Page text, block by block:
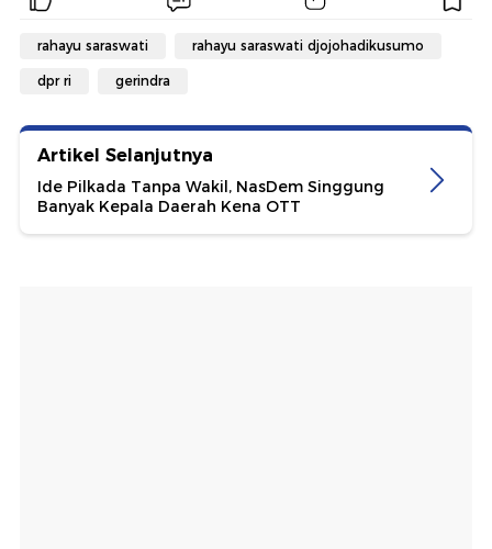
rahayu saraswati rahayu saraswati djojohadikusumo
dpr ri gerindra
Artikel Selanjutnya
Ide Pilkada Tanpa Wakil, NasDem Singgung
Banyak Kepala Daerah Kena OTT